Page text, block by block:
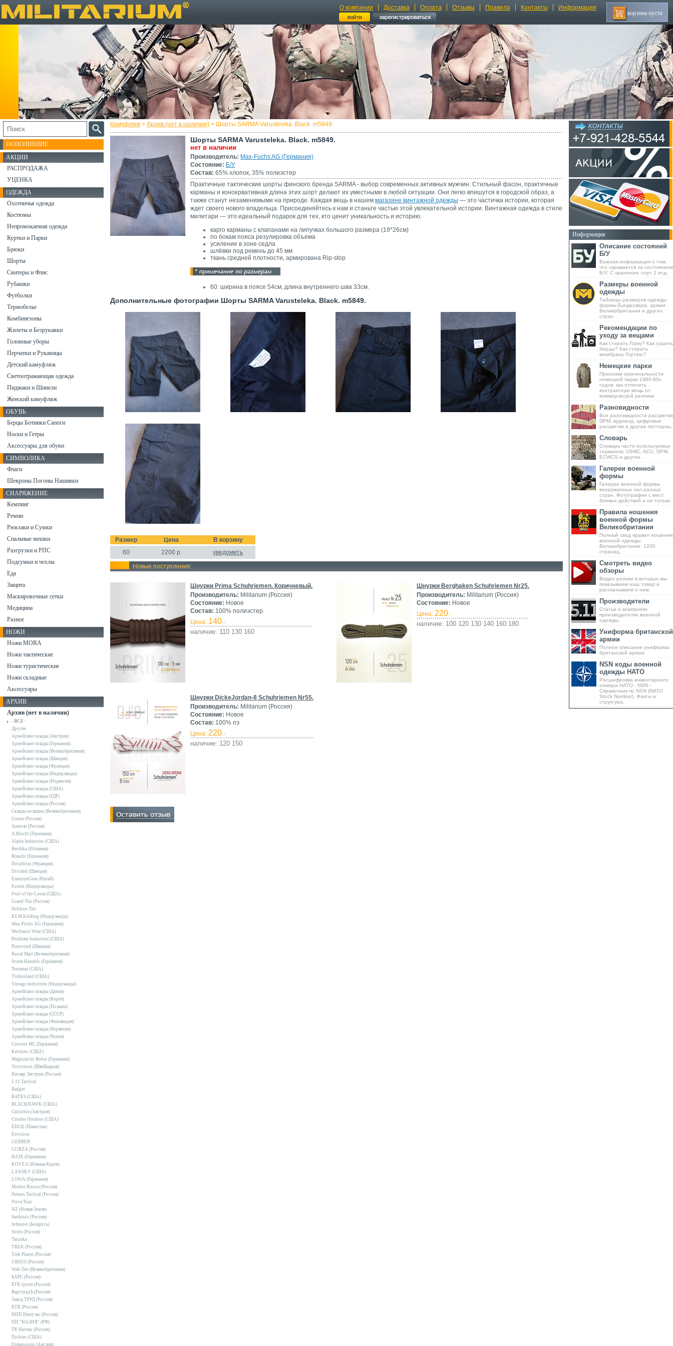
О компании Доставка Оплата Отзывы Правила Контакты Информация
корзина пуста
Камуфляж > Архив (нет в наличии) > Шорты SARMA Varusteleka. Black. m5849.
Шорты SARMA Varusteleka. Black. m5849.
нет в наличии
Производитель: Max-Fuchs AG (Германия)
Состояние: Б/У
Состав: 65% хлопок, 35% полиэстер
Практичные тактические шорты финского бренда SARMA - выбор современных активных мужчин. Стильный фасон, практичные
карманы и консервативная длина этих шорт делают их уместными в любой ситуации. Они легко впишутся в городской образ, а
также станут незаменимыми на природе. Каждая вещь в нашем магазине винтажной одежды — это частичка истории, которая
ждет своего нового владельца. Присоединяйтесь к нам и станьте частью этой увлекательной истории. Винтажная одежда в стиле
милитари — это идеальный подарок для тех, кто ценит уникальность и историю.
карго карманы с клапанами на липучках большого размера (19*26см)
по бокам пояса резулировка объема
усиление в зоне седла
шлёвки под ремень до 45 мм
ткань средней плотности, армирована Rip-stop
60: ширина в поясе 54см, длина внутреннего шва 33см.
Дополнительные фотографии Шорты SARMA Varusteleka. Black. m5849.
Размер Цена
В корзину
60
2200р.
уведомить
Новые поступления:
Шнурки Prima Schuhriemen. Коричневый.
Производитель: Militarium (Россия)
Состояние: Новое
Состав: 100% полиэстер.
Цена: 140.-
наличие: 110 130 160
Шнурки Berghaken Schuhriemen Nr25.
Производитель: Militarium (Россия)
Состояние: Новое
Цена: 220.-
наличие: 100 120 130 140 160 180
Шнурки DickeJordan-8 Schuhriemen Nr55.
Производитель: Militarium (Россия)
Состояние: Новое
Состав: 100% пэ
Цена: 220.-
наличие: 120 150
ПОПОЛНЕНИЕ
АКЦИИ
РАСПРОДАЖА
УЦЕНКА
ОДЕЖДА
Охотничья одежда
Костюмы
Непромокаемая одежда
Куртки и Парки
Брюки
Шорты
Свитеры и Флис
Рубашки
Футболки
Термобелье
Комбинезоны
Жилеты и Безрукавки
Головные уборы
Перчатки и Рукавицы
Детский камуфляж
Светоотражающая одежда
Пиджаки и Шинели
Женский камуфляж
ОБУВЬ
Берцы Ботинки Сапоги
Носки и Гетры
Аксессуары для обуви
СИМВОЛИКА
Флаги
Шевроны Погоны Нашивки
СНАРЯЖЕНИЕ
Кемпинг
Ремни
Рюкзаки и Сумки
Спальные мешки
Разгрузки и РПС
Подсумки и чехлы
Еда
Защита
Маскировочные сетки
Медицина
Разное
НОЖИ
Ножи MORA
Ножи тактические
Ножи туристические
Ножи складные
Аксессуары
АРХИВ
Архив (нет в наличии)
- ВСЕ -
Другие
Армейские склады (Австрия)
Армейские склады (Германия)
Армейские склады (Великобритания)
Армейские склады (Швеция)
Армейские склады (Франция)
Армейские склады (Нидерланды)
Армейские склады (Норвегия)
Армейские склады (США)
Армейские склады (ГДР)
Армейские склады (Россия)
Склады полиции (Великобритания)
Guron (Россия)
Апполо (Россия)
A.Blochl (Германия)
Alpha Industries (США)
Bershka (Испания)
Brandit (Германия)
Decathlon (Франция)
Divided (Швеция)
EmersonGear (Китай)
Fostex (Нидерланды)
Fruit of the Loom (США)
Grand-Tex (Россия)
Helikon-Tex
KLM Kleding (Нидерланды)
Max-Fuchs AG (Германия)
Mechanix Wear (США)
Peckham Industries (США)
Pinewood (Швеция)
Royal Mail (Великобритания)
Sturm Handels (Германия)
Terramar (США)
Timberland (США)
Vintage Industries (Нидерланды)
Армейские склады (Дания)
Армейские склады (Корея)
Армейские склады (Польша)
Армейские склады (СССР)
Армейские склады (Финляндия)
Армейские склады (Хорватия)
Армейские склады (Чехия)
Convers MC (Германия)
Kershaw (США)
Magnum by Boker (Германия)
Victorinox (Швейцария)
Кизляр Экстрим (Россия)
5.11 Tactical
Badger
BATES (США)
BLACKHAWK (США)
Carinthia (Австрия)
Condor Outdoor (США)
EDGE (Пакистан)
Envision
GERBER
GURZA (Россия)
HAIX (Германия)
KOVEA (Южная Корея)
LANSKY (США)
LOWA (Германия)
Mother Russia (Россия)
Nemus Tactical (Россия)
Nova Tour
NZ (Новая Земля)
Sardonix (Россия)
Schuster (Беларусь)
Sotex (Россия)
Tatonka
TREK (Россия)
Trek Planet (Россия)
URSUS (Россия)
Web-Tex (Великобритания)
БАРС (Россия)
БТК групп (Россия)
ВаргградЪ (Россия)
Завод ТРУД (Россия)
КТК (Россия)
НПП Импульс (Россия)
ПП "НАЗИЯ" (РФ)
ТК Нитекс (Россия)
Dickies (США)
Dimensions (Англия)
Информация
Описание состояний
Б/У
Важная информация о том,
что скрывается за состоянием
Б/У, С хранения, сорт 2 итд.
Размеры военной
одежды
Таблицы размеров одежды
формы Бундесвера, армии
Великобритании и других
стран.
Рекомендации по
уходу за вещами
Как стирать Горку? Как сушить
берцы? Как стирать
мембрану Гортекс?
Немецкие парки
Признаки оригинальности
немецкой парки 1960-80х
годов: как отличить
контрактную вещь от
коммерческой реплики
Разновидности
Все разновидности расцветки
DPM, вудленд, цифровые
расцветки и другие паттерны.
Словарь
Словарь часто используемых
терминов: USMC, ACU, DPM,
ECWCS и другие.
Галереи военной
формы
Галереи военной формы
вооруженных сил разных
стран. Фотографии с мест
боевых действий и не только.
Правила ношения
военной формы
Великобритании
Полный свод правил ношения
военной одежды
Великобритании. 1200
страниц.
Смотреть видео
обзоры
Видео ролики в которых мы
показываем наш товар и
рассказываем о нем.
Производители
Статьи о компаниях
производителях военной
одежды.
Униформа британской
армии
Полное описание униформы
британской армии
NSN коды военной
одежды НАТО
Расшифровка инвентарного
номера НАТО - NSN -
Справочник по NSN (NATO
Stock Number). Факты и
структура.